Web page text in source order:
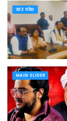
उत्तर प्रदेश
MAIN SLIDER